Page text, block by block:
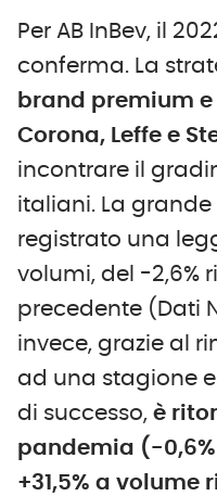
Per AB InBev, il
conferma. La
brand premium
Corona, Leffe e
incontrare il
italiani. La
registrato una
volumi, del -2,6%
precedente (Dati
invece, grazie al
ad una stagione
di successo, è
pandemia (-0,6%
+31,5% a volume